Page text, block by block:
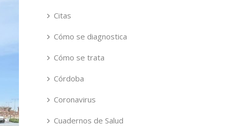
Citas
Cómo se diagnostica
Cómo se trata
Córdoba
Coronavirus
Cuadernos de Salud